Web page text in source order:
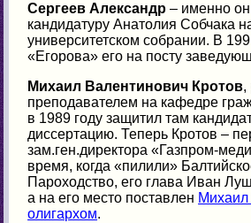
Сергеев Александр – именно
кандидатуру Анатолия Собчака
университетском собрании. В
«Егорова» его на посту
Михаил Валентинович Кротов,
преподавателем на кафедре
в 1989 году защитил там
диссертацию. Теперь Кротов –
зам.ген.директора «Газпром-
время, когда «пилили»
Пароходство, его глава Иван
а на его место поставлен Михаил
олигархом.